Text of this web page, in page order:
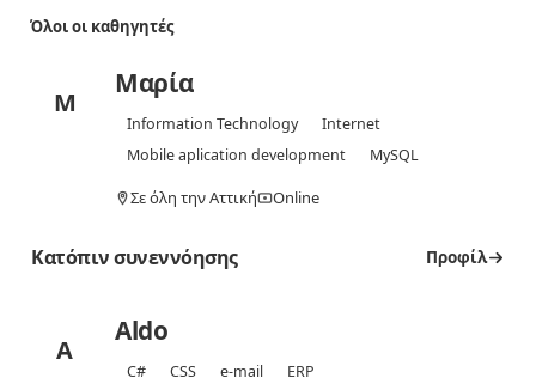
Όλοι οι καθηγητές
Μ
Μαρία
Information Technology
Internet
Mobile aplication development
MySQL
Σε όλη την Αττική Online
Κατόπιν συνεννόησης Προφίλ
A
Aldo
C# CSS e-mail ERP